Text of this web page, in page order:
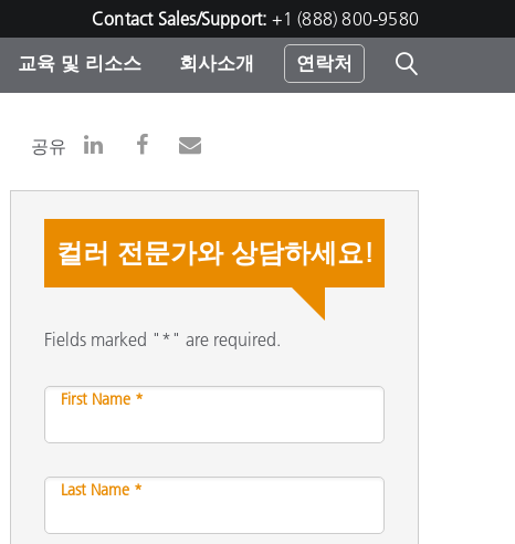
Contact Sales/Support: +1 (888) 800-9580
터
교육 및 리소스 회사소개 연락처
공유
컬러 전문가와 상담하세요!
Fields marked "*" are required.
First Name *
Last Name *